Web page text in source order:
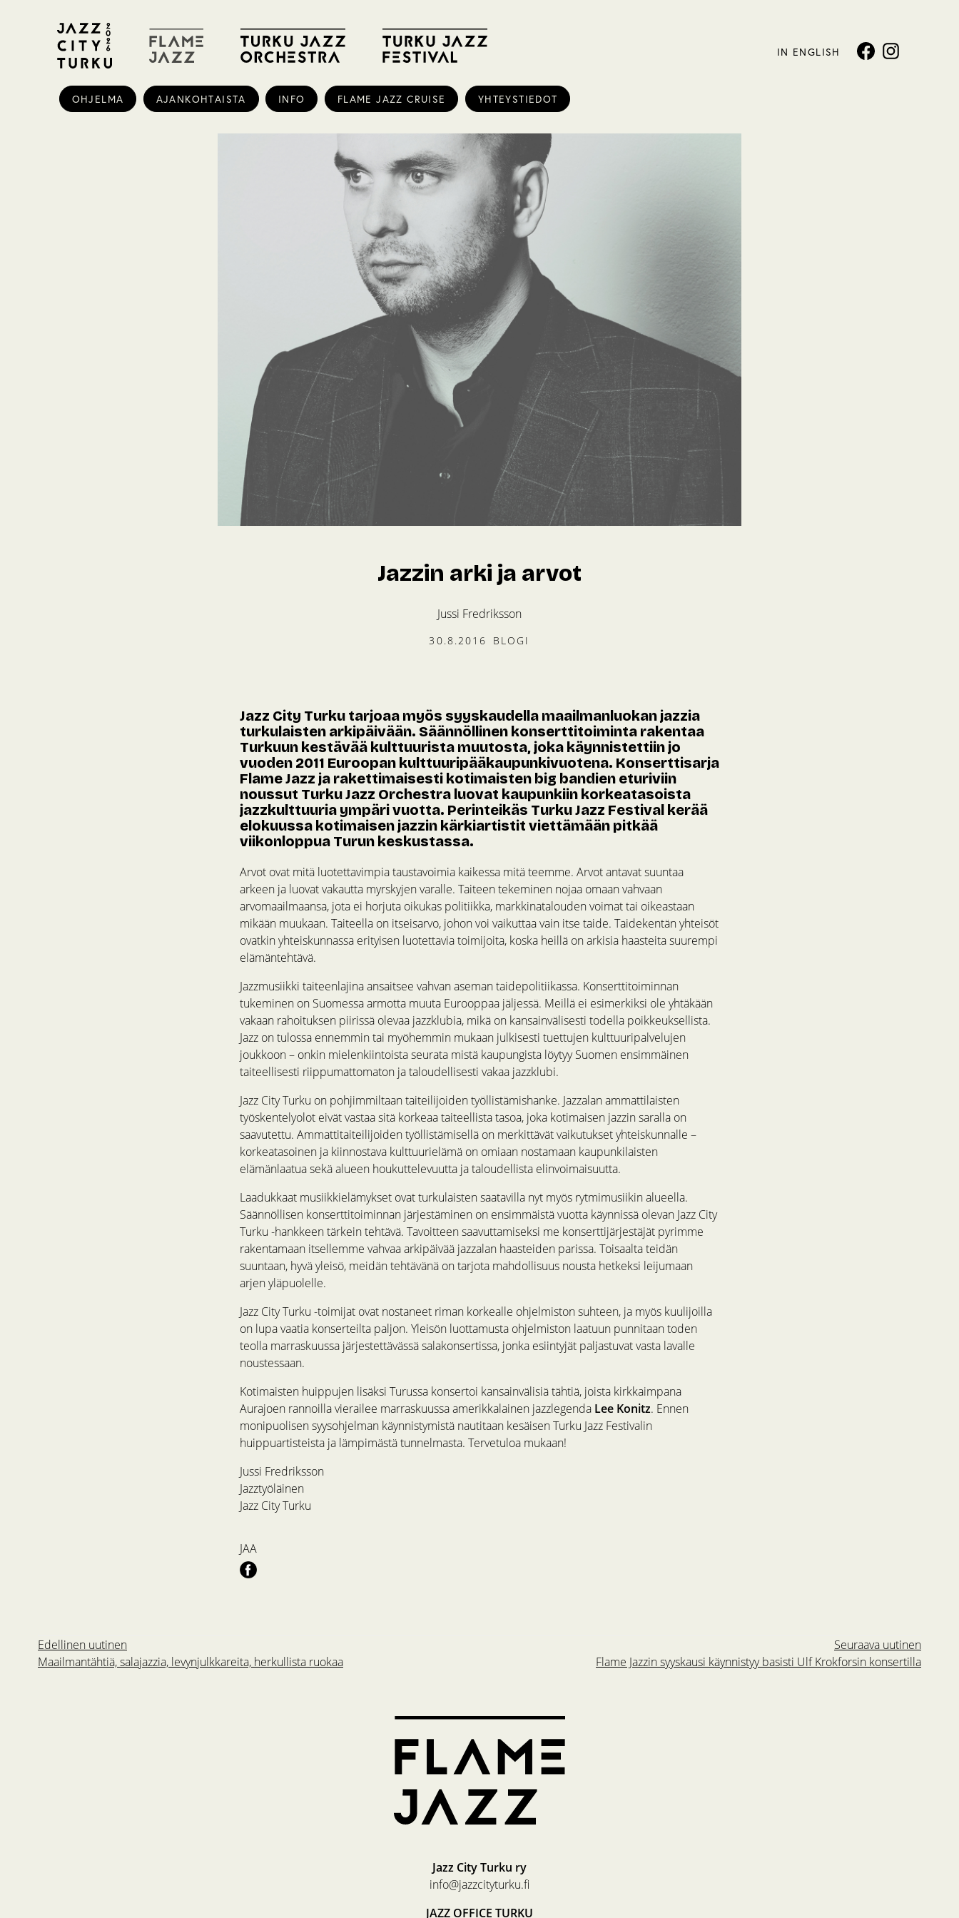
IN ENGLISH
OHJELMA AJANKOHTAISTA INFO FLAME JAZZ CRUISE YHTEYSTIEDOT
Jazzin arki ja arvot
Jussi Fredriksson
30.8.2016 BLOGI
Jazz City Turku tarjoaa myös syyskaudella maailmanluokan jazzia
turkulaisten arkipäivään. Säännöllinen konserttitoiminta rakentaa
Turkuun kestävää kulttuurista muutosta, joka käynnistettiin jo
vuoden 2011 Euroopan kulttuuripääkaupunkivuotena. Konserttisarja
Flame Jazz ja rakettimaisesti kotimaisten big bandien eturiviin
noussut Turku Jazz Orchestra luovat kaupunkiin korkeatasoista
jazzkulttuuria ympäri vuotta. Perinteikäs Turku Jazz Festival kerää
elokuussa kotimaisen jazzin kärkiartistit viettämään pitkää
viikonloppua Turun keskustassa.
Arvot ovat mitä luotettavimpia taustavoimia kaikessa mitä teemme. Arvot antavat suuntaa
arkeen ja luovat vakautta myrskyjen varalle. Taiteen tekeminen nojaa omaan vahvaan
arvomaailmaansa, jota ei horjuta oikukas politiikka, markkinatalouden voimat tai oikeastaan
mikään muukaan. Taiteella on itseisarvo, johon voi vaikuttaa vain itse taide. Taidekentän yhteisöt
ovatkin yhteiskunnassa erityisen luotettavia toimijoita, koska heillä on arkisia haasteita suurempi
elämäntehtävä.
Jazzmusiikki taiteenlajina ansaitsee vahvan aseman taidepolitiikassa. Konserttitoiminnan
tukeminen on Suomessa armotta muuta Eurooppaa jäljessä. Meillä ei esimerkiksi ole yhtäkään
vakaan rahoituksen piirissä olevaa jazzklubia, mikä on kansainvälisesti todella poikkeuksellista.
Jazz on tulossa ennemmin tai myöhemmin mukaan julkisesti tuettujen kulttuuripalvelujen
joukkoon – onkin mielenkiintoista seurata mistä kaupungista löytyy Suomen ensimmäinen
taiteellisesti riippumattomaton ja taloudellisesti vakaa jazzklubi.
Jazz City Turku on pohjimmiltaan taiteilijoiden työllistämishanke. Jazzalan ammattilaisten
työskentelyolot eivät vastaa sitä korkeaa taiteellista tasoa, joka kotimaisen jazzin saralla on
saavutettu. Ammattitaiteilijoiden työllistämisellä on merkittävät vaikutukset yhteiskunnalle –
korkeatasoinen ja kiinnostava kulttuurielämä on omiaan nostamaan kaupunkilaisten
elämänlaatua sekä alueen houkuttelevuutta ja taloudellista elinvoimaisuutta.
Laadukkaat musiikkielämykset ovat turkulaisten saatavilla nyt myös rytmimusiikin alueella.
Säännöllisen konserttitoiminnan järjestäminen on ensimmäistä vuotta käynnissä olevan Jazz City
Turku -hankkeen tärkein tehtävä. Tavoitteen saavuttamiseksi me konserttijärjestäjät pyrimme
rakentamaan itsellemme vahvaa arkipäivää jazzalan haasteiden parissa. Toisaalta teidän
suuntaan, hyvä yleisö, meidän tehtävänä on tarjota mahdollisuus nousta hetkeksi leijumaan
arjen yläpuolelle.
Jazz City Turku -toimijat ovat nostaneet riman korkealle ohjelmiston suhteen, ja myös kuulijoilla
on lupa vaatia konserteilta paljon. Yleisön luottamusta ohjelmiston laatuun punnitaan toden
teolla marraskuussa järjestettävässä salakonsertissa, jonka esiintyjät paljastuvat vasta lavalle
noustessaan.
Kotimaisten huippujen lisäksi Turussa konsertoi kansainvälisiä tähtiä, joista kirkkaimpana
Aurajoen rannoilla vierailee marraskuussa amerikkalainen jazzlegenda Lee Konitz. Ennen
monipuolisen syysohjelman käynnistymistä nautitaan kesäisen Turku Jazz Festivalin
huippuartisteista ja lämpimästä tunnelmasta. Tervetuloa mukaan!
Jussi Fredriksson
Jazztyöläinen
Jazz City Turku
JAA
Seuraava uutinen
Flame Jazzin syyskausi käynnistyy basisti Ulf Krokforsin konsertilla
Edellinen uutinen
Maailmantähtiä, salajazzia, levynjulkkareita, herkullista ruokaa
Jazz City Turku ry
info@jazzcityturku.fi
JAZZ OFFICE TURKU